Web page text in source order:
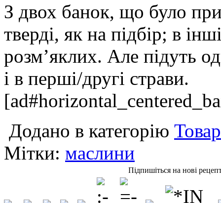
З двох банок, що було
тверді, як на підбір; в
розм’яклих. Але підуть
і в перші/другі страви.
Додано в категорію
Мітки: маслини
Підпишіться на нові